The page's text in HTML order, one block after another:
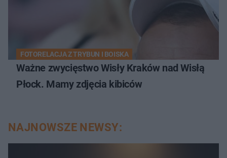
FOTORELACJA Z TRYBUN I BOISKA
Ważne zwycięstwo Wisły Kraków nad Wisłą
Płock. Mamy zdjęcia kibiców
NAJNOWSZE NEWSY: